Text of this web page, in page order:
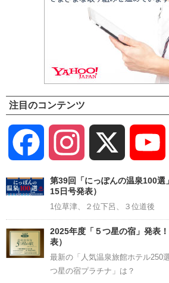
注目のコンテンツ
Facebook Instagram
第39回「にっぽんの温泉100選
15日号発表）
1位草津、２位下呂、３位道後
2025年度「５つ星の宿」発表
表）
最新の「人気温泉旅館ホテル250
つ星の宿プラチナ」は？